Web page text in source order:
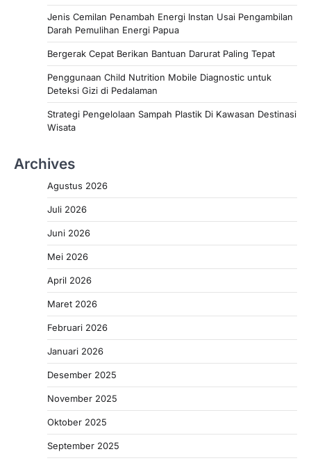
Jenis Cemilan Penambah Energi Instan Usai Pengambilan
Darah Pemulihan Energi Papua
Bergerak Cepat Berikan Bantuan Darurat Paling Tepat
Penggunaan Child Nutrition Mobile Diagnostic untuk
Deteksi Gizi di Pedalaman
Strategi Pengelolaan Sampah Plastik Di Kawasan Destinasi
Wisata
Archives
Agustus 2026
Juli 2026
Juni 2026
Mei 2026
April 2026
Maret 2026
Februari 2026
Januari 2026
Desember 2025
November 2025
Oktober 2025
September 2025